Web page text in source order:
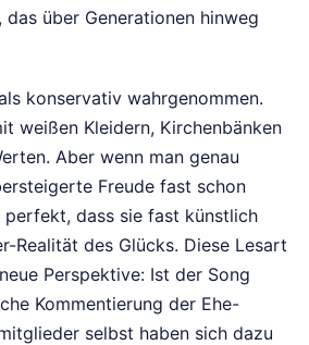
über Generationen hinweg
konservativ wahrgenommen.
weißen Kleidern, Kirchenbänken
Aber wenn man genau
Freude fast schon
perfekt, dass sie fast künstlich
Realität des Glücks. Diese Lesart
Perspektive: Ist der Song
Kommentierung der Ehe-
selbst haben sich dazu